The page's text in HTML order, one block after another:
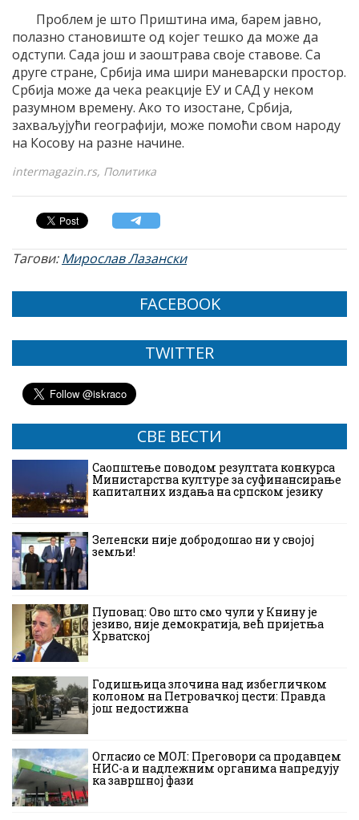
Проблем је што Приштина има, барем јавно,
полазно становиште од којег тешко да може да
одступи. Сада још и заоштрава своје ставове. Са
друге стране, Србија има шири маневарски простор.
Србија може да чека реакције ЕУ и САД у неком
разумном времену. Ако то изостане, Србија,
захваљујући географији, може помоћи свом народу
на Косову на разне начине.
intermagazin.rs, Политика
Тагови:Мирослав Лазански
FACEBOOK
TWITTER
СВЕ ВЕСТИ
Саопштење поводом резултата конкурса
Министарства културе за суфинансирање
капиталних издања на српском језику
Зеленски није добродошао ни у својој
земљи!
Пуповац: Ово што смо чули у Книну је
језиво, није демократија, већ пријетња
Хрватској
Годишњица злочина над избегличком
колоном на Петровачкој цести: Правда
још недостижна
Огласио се МОЛ: Преговори са продавцем
НИС-а и надлежним органима напредују
ка завршној фази